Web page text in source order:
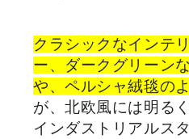
クラシックなインテ
ー、ダークグリーン
や、ペルシャ絨毯の
が、北欧風には明る
インダストリアルス